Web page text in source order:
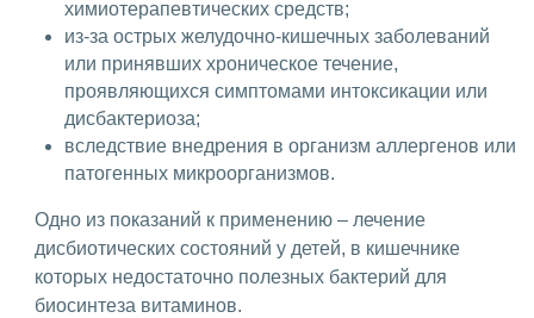
химиотерапевтических средств;
из-за острых желудочно-кишечных заболеваний
или принявших хроническое течение,
проявляющихся симптомами интоксикации или
дисбактериоза;
вследствие внедрения в организм аллергенов или
патогенных микроорганизмов.
Одно из показаний к применению – лечение
дисбиотических состояний у детей, в кишечнике
которых недостаточно полезных бактерий для
биосинтеза витаминов.